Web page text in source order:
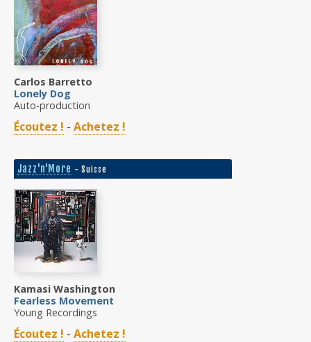
Carlos Barretto
Lonely Dog
Auto-production
Écoutez ! - Achetez !
Jazz'n'More - Suisse
Kamasi Washington
Fearless Movement
Young Recordings
Écoutez ! - Achetez !